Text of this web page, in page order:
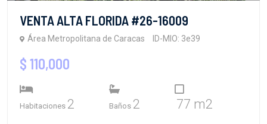
VENTA ALTA FLORIDA #26-16009
Área Metropolitana de Caracas ID-MIO: 3e39
$ 110,000
Habitaciones 2 Baños 2 77 m2